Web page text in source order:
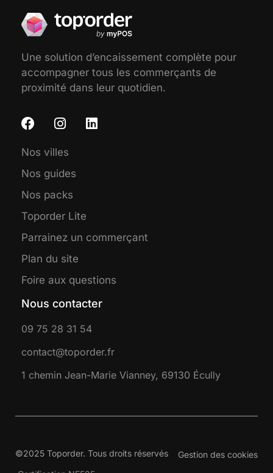
Une solution d’encaissement complète pour
accompagner tous les commerçants de
proximité dans leur quotidien.
Nos villes
Nos guides
Nos packs
Toporder Lite
Parrainez un commerçant
Plan du site
Foire aux questions
Nous contacter
09 75 28 31 54
contact@toporder.fr
1 chemin Jean-Marie Vianney, 69130 Écully
©2025 Toporder. Tous droits réservés
Gestion des cookies